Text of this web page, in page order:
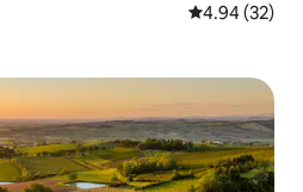
平均评分
4.94 (32)